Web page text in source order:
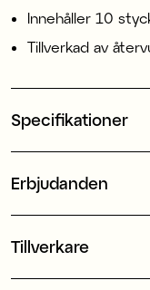
Innehåller 10
Tillverkad av
Specifikationer
Erbjudanden
Tillverkare